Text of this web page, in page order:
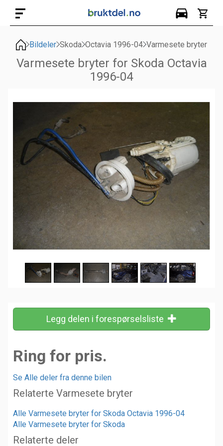
Bildeler Skoda Octavia 1996-04 Varmesete bryter
Varmesete bryter for Skoda Octavia
1996-04
Legg delen i forespørselsliste
Ring for pris.
Se Alle deler fra denne bilen
Relaterte Varmesete bryter
Alle Varmesete bryter for Skoda Octavia 1996-04
Alle Varmesete bryter for Skoda
Relaterte deler